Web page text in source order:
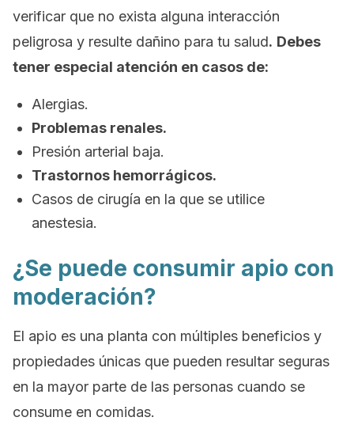
verificar que no exista alguna interacción
peligrosa y resulte dañino para tu salud. Debes
tener especial atención en casos de:
Alergias.
Problemas renales.
Presión arterial baja.
Trastornos hemorrágicos.
Casos de cirugía en la que se utilice
anestesia.
¿Se puede consumir apio con
moderación?
El apio es una planta con múltiples beneficios y
propiedades únicas que pueden resultar seguras
en la mayor parte de las personas cuando se
consume en comidas.